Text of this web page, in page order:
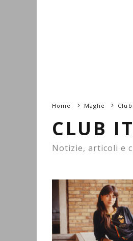
Home Maglie
CLUB
Notizie, articoli e